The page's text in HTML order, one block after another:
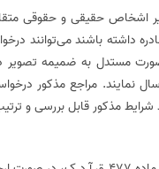
داشته باشند‌‌‌ می‌توانند
مستدل به ضمیمه تصویر
مذکور قابل بررسی و